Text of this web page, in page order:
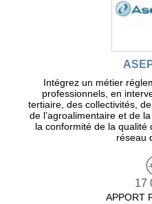
Intégrez un métier
professionnels, en
tertiaire, des collectivités,
de l’agroalimentaire et de
la conformité de la qualité
réseau
17
APPORT